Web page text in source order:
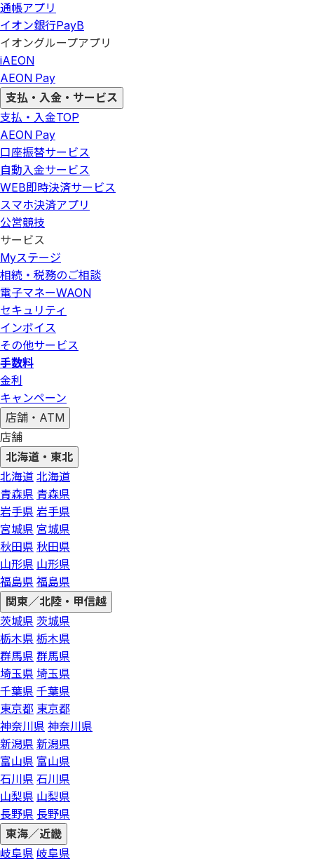
通帳アプリ
イオン銀行PayB
イオングループアプリ
iAEON
AEON Pay
支払・入金・サービス
支払・入金TOP
AEON Pay
口座振替サービス
自動入金サービス
WEB即時決済サービス
スマホ決済アプリ
公営競技
サービス
Myステージ
相続・税務のご相談
電子マネーWAON
セキュリティ
インボイス
その他サービス
手数料
金利
キャンペーン
店舗・ATM
店舗
北海道・東北
北海道 北海道
青森県 青森県
岩手県 岩手県
宮城県 宮城県
秋田県 秋田県
山形県 山形県
福島県 福島県
関東／北陸・甲信越
茨城県 茨城県
栃木県 栃木県
群馬県 群馬県
埼玉県 埼玉県
千葉県 千葉県
東京都 東京都
神奈川県 神奈川県
新潟県 新潟県
富山県 富山県
石川県 石川県
山梨県 山梨県
長野県 長野県
東海／近畿
岐阜県 岐阜県